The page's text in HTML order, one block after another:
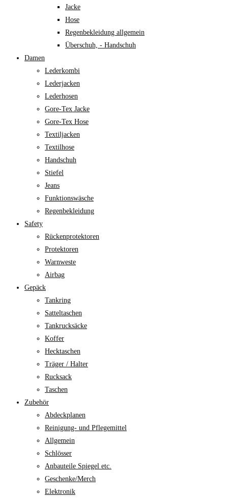
Jacke
Hose
Regenbekleidung allgemein
Überschuh, - Handschuh
Damen
Lederkombi
Lederjacken
Lederhosen
Gore-Tex Jacke
Gore-Tex Hose
Textiljacken
Textilhose
Handschuh
Stiefel
Jeans
Funktionswäsche
Regenbekleidung
Safety
Rückenprotektoren
Protektoren
Warnweste
Airbag
Gepäck
Tankring
Satteltaschen
Tankrucksäcke
Koffer
Hecktaschen
Träger / Halter
Rucksack
Taschen
Zubehör
Abdeckplanen
Reinigung- und Pflegemittel
Allgemein
Schlösser
Anbauteile Spiegel etc.
Geschenke/Merch
Elektronik